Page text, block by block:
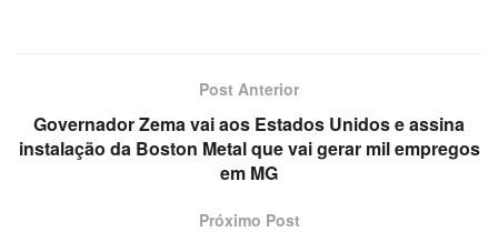
Post Anterior
Governador Zema vai aos Estados Unidos e assina
instalação da Boston Metal que vai gerar mil empregos
em MG
Próximo Post